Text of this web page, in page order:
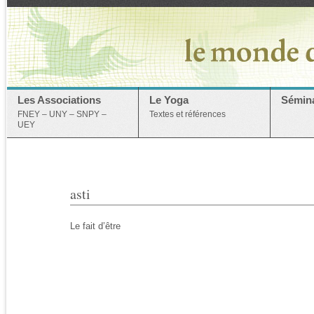
Les Associations
FNEY – UNY – SNPY –
UEY
Le Yoga
Textes et références
asti
Le fait d’être